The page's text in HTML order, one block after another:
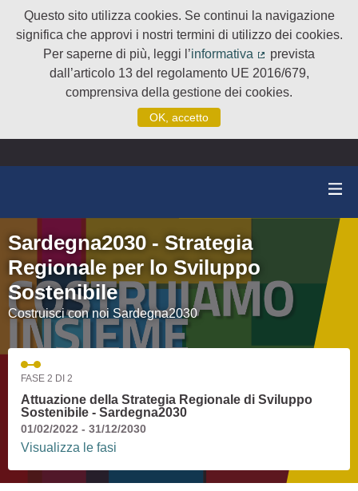
Questo sito utilizza cookies. Se continui la navigazione
significa che approvi i nostri termini di utilizzo dei cookies.
Per saperne di più, leggi l’informativa
(Collegamento
prevista
dall’articolo 13 del regolamento UE 2016/679,
comprensiva della gestione dei cookies.
OK, accetto
Sardegna2030 - Strategia
Regionale per lo Sviluppo
Sostenibile
Costruisci con noi Sardegna2030
FASE 2 DI 2
Attuazione della Strategia Regionale di Sviluppo
Sostenibile - Sardegna2030
01/02/2022 - 31/12/2030
Visualizza le fasi